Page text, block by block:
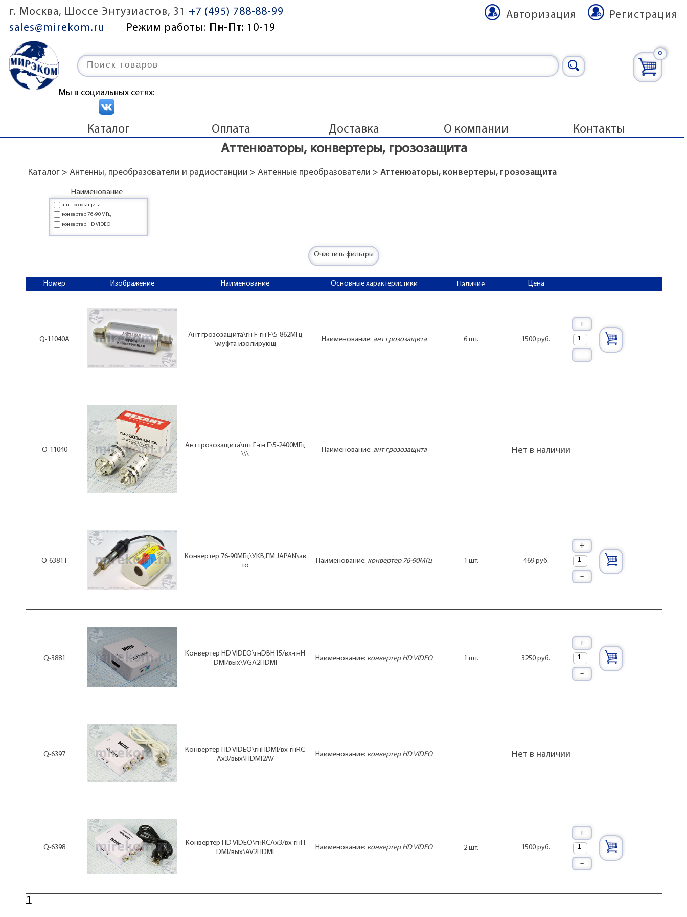
г. Москва, Шоссе Энтузиастов, 31
+7 (495) 788-88-99
sales@mirekom.ru
Режим работы: Пн-Пт: 10-19
Регистрация
Авторизация
Мы в социальных сетях:
0
Каталог Оплата Доставка О компании Контакты
Аттенюаторы, конвертеры, грозозащита
Каталог >Антенны, преобразователи и радиостанции >Антенные преобразователи > Аттенюаторы, конвертеры, грозозащита
Наименование
ант грозозащита
конвертер 76-90МГц
конвертер HD VIDEO
Очистить фильтры
Номер Изображение Наименование Основные характеристики Наличие Цена
Q-11040A
Ант грозозащита\гн F-гн F\5-862МГц
\муфта изолирующ
Наименование: ант грозозащита 6 шт. 1500 руб.
+
–
Q-11040
Ант грозозащита\шт F-гн F\5-2400МГц
\\\
Наименование: ант грозозащита Нет в наличии
Q-6381 Г
Конвертер 76-90МГц\УКВ,FM JAPAN\ав
то
Наименование: конвертер 76-90МГц 1 шт. 469 руб.
+
–
Q-3881
Конвертер HD VIDEO\гнDBH15/вх-гнH
DMI/вых\VGA2HDMI
Наименование: конвертер HD VIDEO 1 шт. 3250 руб.
+
–
Q-6397
Конвертер HD VIDEO\гнHDMI/вх-гнRC
Ax3/вых\HDMI2AV
Наименование: конвертер HD VIDEO Нет в наличии
Q-6398
Конвертер HD VIDEO\гнRCAx3/вх-гнH
DMI/вых\AV2HDMI
Наименование: конвертер HD VIDEO 2 шт. 1500 руб.
+
–
1